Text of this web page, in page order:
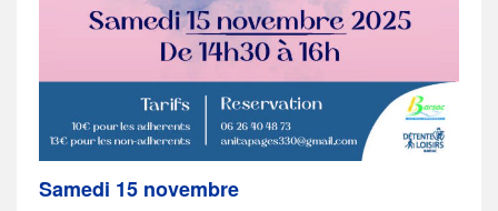
Samedi 15 novembre